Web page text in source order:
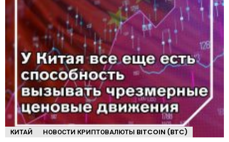
КИТАЙ НОВОСТИ КРИПТОВАЛЮТЫ BITCOIN (BTC)